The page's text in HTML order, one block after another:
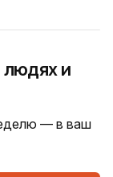
людях и
— в ваш